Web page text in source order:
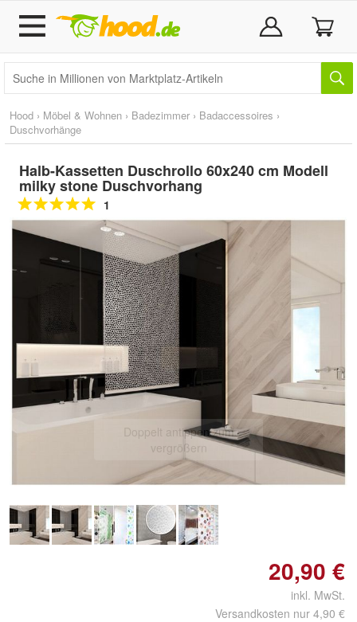
Hood › Möbel & Wohnen › Badezimmer › Badaccessoires ›
Duschvorhänge
Halb-Kassetten Duschrollo 60x240 cm Modell
milky stone Duschvorhang
1
Doppelt antippen zum
vergrößern
20,90 €
inkl. MwSt.
Versandkosten nur 4,90 €